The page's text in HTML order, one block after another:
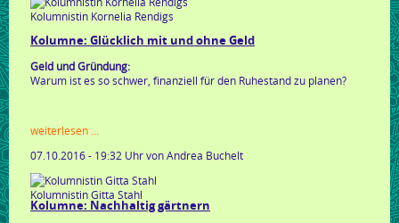
...
annette
bauer
schreibt!
Kolumnistin Kornelia Rendigs
Kolumne: Glücklich mit und ohne Geld
Geld und Gründung:
Warum ist es so schwer, finanziell für den Ruhestand zu planen?
weiterlesen …
mit
ohne
geld
07.10.2016 - 19:32 Uhrvon Andrea Buchelt
Kolumnistin Gitta Stahl
Kolumne: Nachhaltig gärtnern